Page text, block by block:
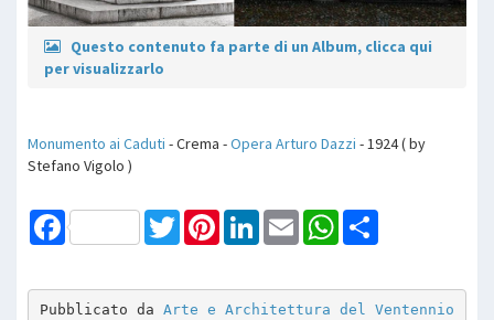
Questo contenuto fa parte di un Album, clicca qui
per visualizzarlo
Monumento ai Caduti - Crema -Opera Arturo Dazzi - 1924 ( by
Stefano Vigolo )
Facebook TwitterPinterestLinkedInEmail WhatsApp
Pubblicato da Arte e Architettura del Ventennio